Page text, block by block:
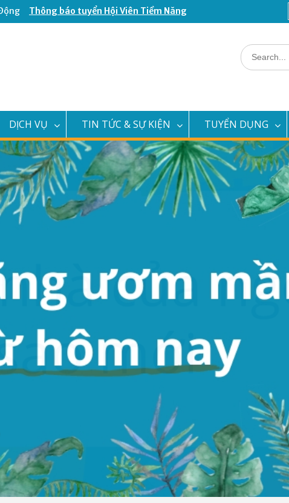
Nữ Hoàng Muay Thái Việt Nam vừa
khai trương Câu Lạc Bộ Võ Thuật
CLB Văn Nghệ Búp Sen Hồng
Search
for:
DỊCH VỤ TIN TỨC & SỰ KIỆN TUYỂN DỤNG